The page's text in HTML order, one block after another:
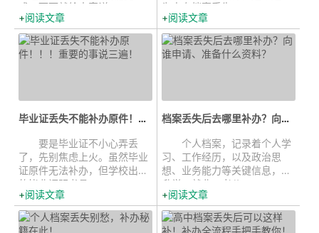
成。下面就给大家详...
阅读文章
为中专档案丢失...
阅读文章
毕业证丢失不能补办原件！！！重要的事...
要是毕业证不小心弄丢
了，先别焦虑上火。虽然毕业
证原件无法补办，但学校出具
的毕业证明书具...
阅读文章
档案丢失后去哪里补办？向谁申请、...
个人档案，记录着个人学
习、工作经历，以及政治思
想、业务能力等关键信息，在
升学、就业、考公...
阅读文章